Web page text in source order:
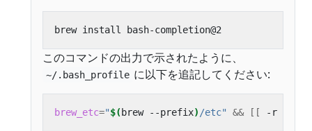
このコマンドの出力で示されたように、
~/.bash_profile に以下を追記してください:
brew_etc="$( brew --prefix) /etc" && [[ -r